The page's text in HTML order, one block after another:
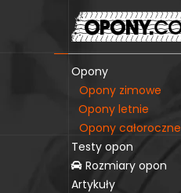
Opony
Opony zimowe
Opony letnie
Opony całoroczne
Testy opon
Rozmiary opon
Artykuły